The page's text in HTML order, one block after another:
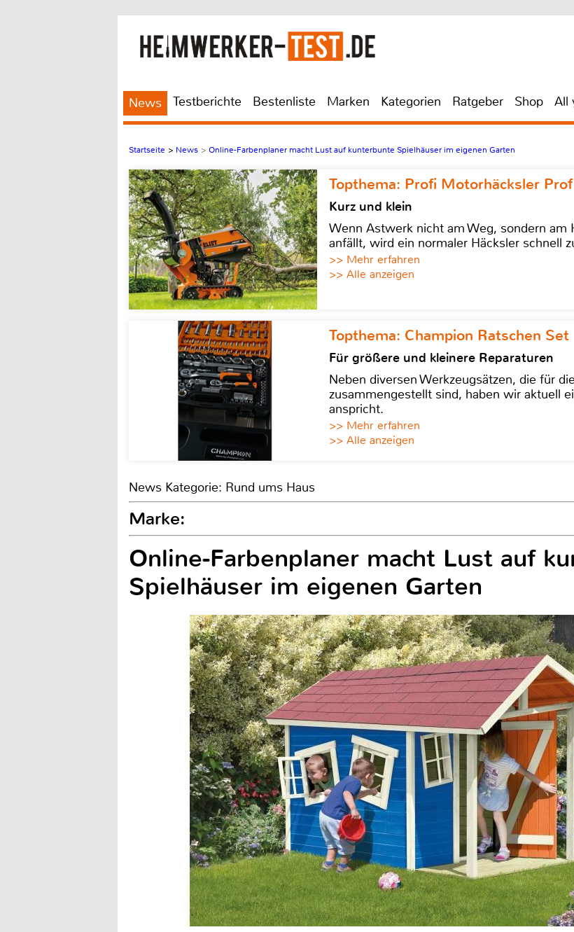
News Testberichte Bestenliste Marken Kategorien Ratgeber Shop All
Startseite > News > Online-Farbenplaner macht Lust auf kunterbunte Spielhäuser im eigenen Garten
Topthema: Profi Motorhäcksler
Kurz und klein
Wenn Astwerk nicht am Weg, sondern am
anfällt, wird ein normaler Häcksler schnell
>> Mehr erfahren
>> Alle anzeigen
Topthema: Champion Ratschen Set
Für größere und kleinere Reparaturen
Neben diversen Werkzeugsätzen, die für
zusammengestellt sind, haben wir aktuell
anspricht.
>> Mehr erfahren
>> Alle anzeigen
News Kategorie: Rund ums Haus
Marke:
Online-Farbenplaner macht Lust auf
Spielhäuser im eigenen Garten